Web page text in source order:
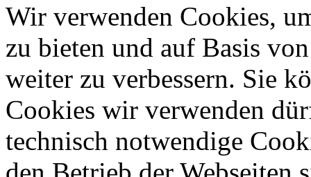
Wir verwenden Cookies,
zu bieten und auf Basis
weiter zu verbessern. Sie
Cookies wir verwenden
technisch notwendige